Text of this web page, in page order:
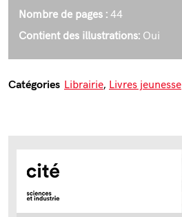
Nombre de pages :44
Contient des illustrations: Oui
Catégories Librairie, Livres jeunesse